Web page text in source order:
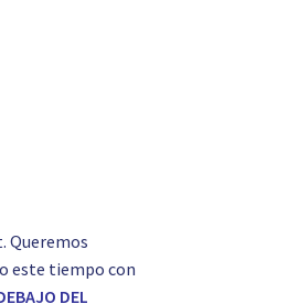
Queremos
este tiempo con
DEL